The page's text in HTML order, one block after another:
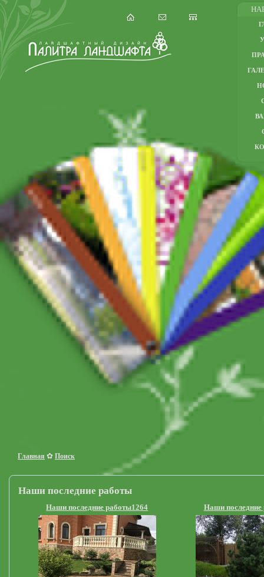
Главная ✿ Поиск
Наши последние работы
Наши последние работы1264 Наши последние